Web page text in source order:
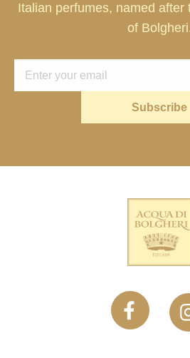
Italian perfumes, named after
of
Subscribe